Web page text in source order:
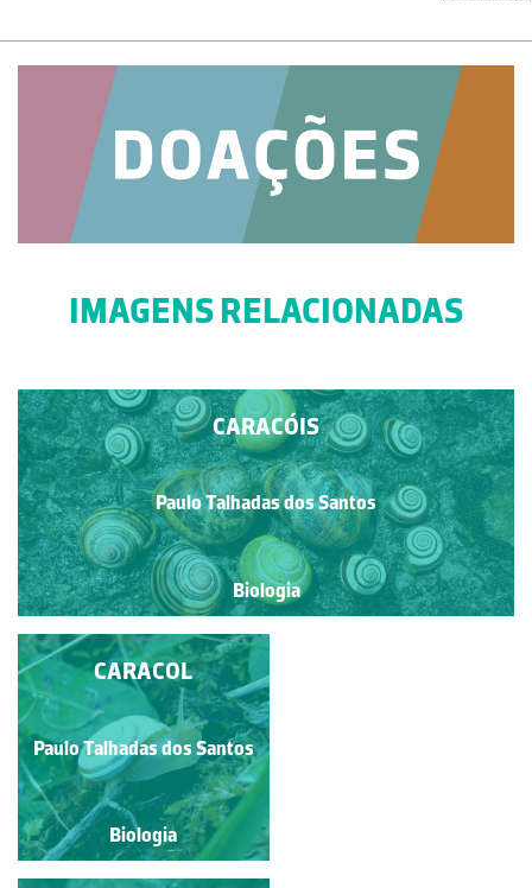
IMAGENS RELACIONADAS
CARACÓIS
Paulo Talhadas dos Santos
Biologia
CARACOL
Paulo Talhadas dos Santos
Biologia
CARACOL
Paulo Talhadas dos Santos
Biologia